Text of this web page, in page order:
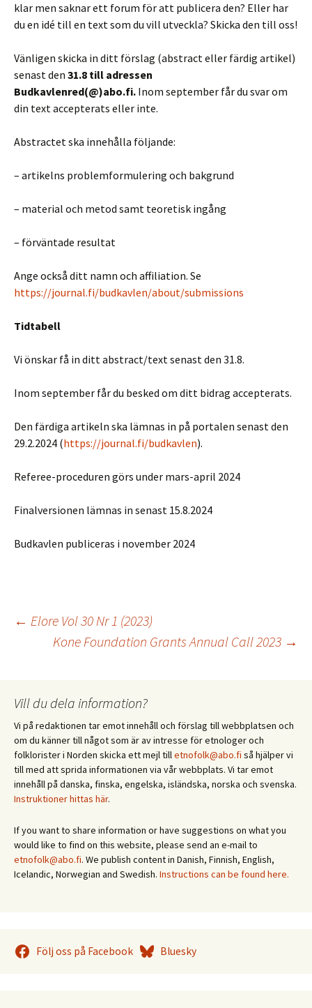
klar men saknar ett forum för att publicera den? Eller har
du en idé till en text som du vill utveckla? Skicka den till oss!
Vänligen skicka in ditt förslag (abstract eller färdig artikel)
senast den 31.8 till adressen
Budkavlenred(@)abo.fi. Inom september får du svar om
din text accepterats eller inte.
Abstractet ska innehålla följande:
– artikelns problemformulering och bakgrund
– material och metod samt teoretisk ingång
– förväntade resultat
Ange också ditt namn och affiliation. Se
https://journal.fi/budkavlen/about/submissions
Tidtabell
Vi önskar få in ditt abstract/text senast den 31.8.
Inom september får du besked om ditt bidrag accepterats.
Den färdiga artikeln ska lämnas in på portalen senast den
29.2.2024 (https://journal.fi/budkavlen).
Referee-proceduren görs under mars-april 2024
Finalversionen lämnas in senast 15.8.2024
Budkavlen publiceras i november 2024
Inläggsnavigering
← Elore Vol 30 Nr 1 (2023)
Kone Foundation Grants Annual Call 2023 →
Vill du dela information?
Vi på redaktionen tar emot innehåll och förslag till webbplatsen och
om du känner till något som är av intresse för etnologer och
folklorister i Norden skicka ett mejl tilletnofolk@abo.fi så hjälper vi
till med att sprida informationen via vår webbplats. Vi tar emot
innehåll på danska, finska, engelska, isländska, norska och svenska.
Instruktioner hittas här.
If you want to share information or have suggestions on what you
would like to find on this website, please send an e-mail to
etnofolk@abo.fi. We publish content in Danish, Finnish, English,
Icelandic, Norwegian and Swedish. Instructions can be found here.
Följ oss på Facebook Bluesky